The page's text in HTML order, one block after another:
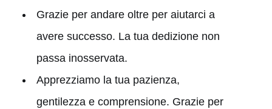
Grazie per andare oltre per aiutarci a
avere successo. La tua dedizione non
passa inosservata.
Apprezziamo la tua pazienza,
gentilezza e comprensione. Grazie per